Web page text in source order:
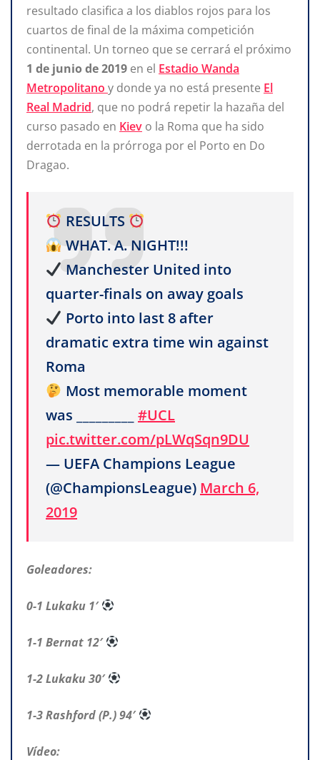
resultado clasifica a los diablos rojos para los
cuartos de final de la máxima competición
continental. Un torneo que se cerrará el próximo
1 de junio de 2019 en el Estadio Wanda
Metropolitano y donde ya no está presente El
Real Madrid, que no podrá repetir la hazaña del
curso pasado en Kiev o la Roma que ha sido
derrotada en la prórroga por el Porto en Do
Dragao.
RESULTS
WHAT. A. NIGHT!!!
Manchester United into
quarter-finals on away goals
Porto into last 8 after
dramatic extra time win against
Roma
Most memorable moment
was _________ #UCL
pic.twitter.com/pLWqSqn9DU
— UEFA Champions League
(@ChampionsLeague) March 6,
2019
Goleadores:
0-1 Lukaku 1′
1-1 Bernat 12′
1-2 Lukaku 30′
1-3 Rashford (P.) 94′
Vídeo: